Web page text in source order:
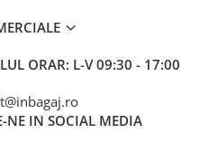
ORAR: L-V 09:30 - 17:00
NE IN SOCIAL MEDIA